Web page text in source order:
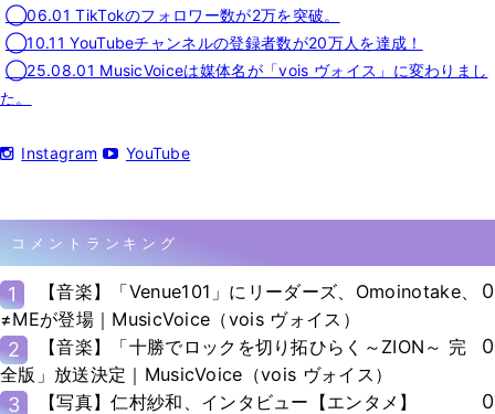
◯06.01 TikTokのフォロワー数が2万を突破。
◯10.11 YouTubeチャンネルの登録者数が20万人を達成！
◯25.08.01 MusicVoiceは媒体名が「vois ヴォイス」に変わりまし
た。
Instagram YouTube
コメントランキング
1
【音楽】「Venue101」にリーダーズ、Omoinotake、
≠MEが登場｜MusicVoice（vois ヴォイス）
0
2
【音楽】「十勝でロックを切り拓ひらく～ZION～ 完
全版」放送決定｜MusicVoice（vois ヴォイス）
0
3 【写真】仁村紗和、インタビュー【エンタメ】 0